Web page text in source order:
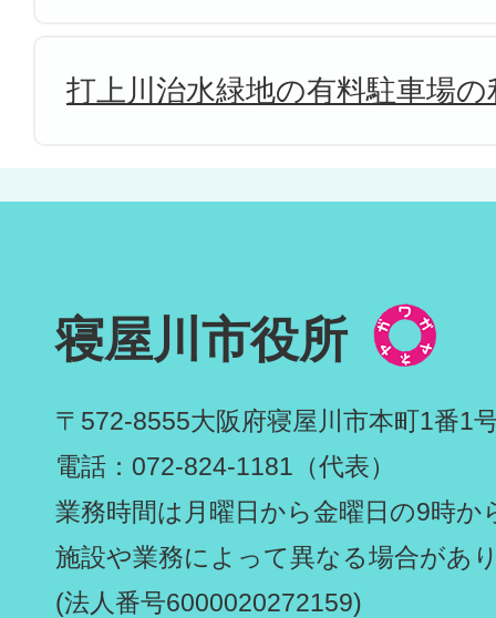
打上川治水緑地の有料駐車場
寝屋川市役所
〒572-8555大阪府寝屋川市本町1番1
電話：072-824-1181（代表）
業務時間は月曜日から金曜日の9時か
施設や業務によって異なる場合があ
(法人番号6000020272159)